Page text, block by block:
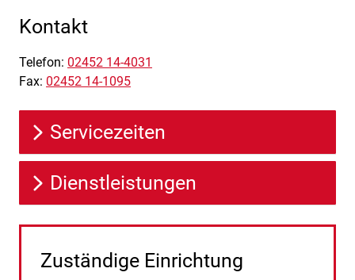
Kontakt
Telefon: 02452 14-4031
Fax: 02452 14-1095
Servicezeiten
Dienstleistungen
Zuständige Einrichtung